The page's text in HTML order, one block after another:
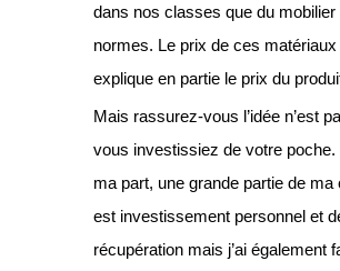
dans nos classes que du mobilier
normes. Le prix de ces matériaux
explique en partie le prix du
Mais rassurez-vous l’idée n’est
vous investissiez de votre poche.
ma part, une grande partie de ma
est investissement personnel et
récupération mais j’ai également